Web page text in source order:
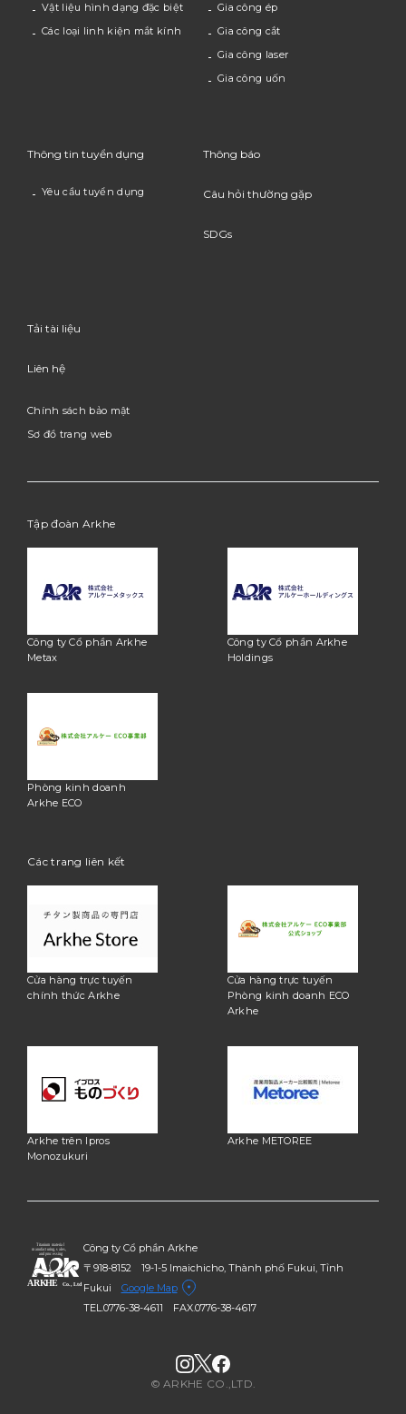
Vật liệu hình dạng đặc biệt
Các loại linh kiện mắt kính
Gia công ép
Gia công cắt
Gia công laser
Gia công uốn
Thông tin tuyển dụng
Yêu cầu tuyển dụng
Thông báo
Câu hỏi thường gặp
SDGs
Tải tài liệu
Liên hệ
Chính sách bảo mật
Sơ đồ trang web
Tập đoàn Arkhe
Công ty Cổ phần Arkhe
Metax
Công ty Cổ phần Arkhe
Holdings
Phòng kinh doanh
Arkhe ECO
Các trang liên kết
Cửa hàng trực tuyến
chính thức Arkhe
Cửa hàng trực tuyến
Phòng kinh doanh ECO
Arkhe
Arkhe trên Ipros
Monozukuri
Arkhe METOREE
Công ty Cổ phần Arkhe
〒918-8152 19-1-5 Imaichicho, Thành phố Fukui, Tỉnh
Fukui Google Map
TEL.0776-38-4611
FAX.0776-38-4617
© ARKHE CO.,LTD.